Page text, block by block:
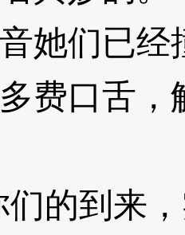
们已经
费口舌，
的到来，